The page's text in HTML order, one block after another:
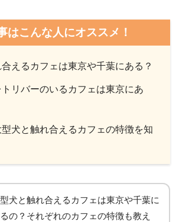
はこんな人にオススメ！
えるカフェは東京や千葉にある？
リバーのいるカフェは東京にあ
犬と触れ合えるカフェの特徴を知
犬と触れ合えるカフェは東京や千葉に
の？それぞれのカフェの特徴も教え